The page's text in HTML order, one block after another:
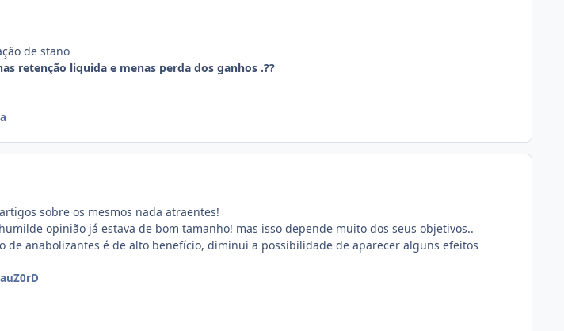
de stano
retenção liquida e menas perda dos ganhos .??
sobre os mesmos nada atraentes!
opinião já estava de bom tamanho! mas isso depende muito dos seus objetivos..
de anabolizantes é de alto benefício, diminui a possibilidade de aparecer alguns efeitos